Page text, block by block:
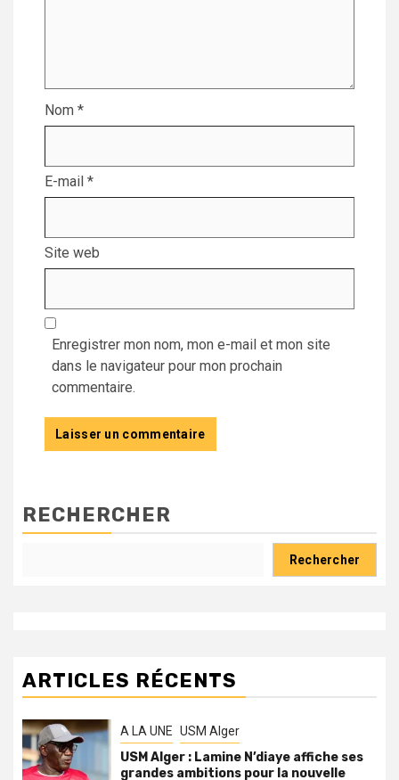
Nom *
E-mail *
Site web
Enregistrer mon nom, mon e-mail et mon site
dans le navigateur pour mon prochain
commentaire.
RECHERCHER
Rechercher
ARTICLES RÉCENTS
A LA UNE USM Alger
USM Alger : Lamine N’diaye affiche ses
grandes ambitions pour la nouvelle